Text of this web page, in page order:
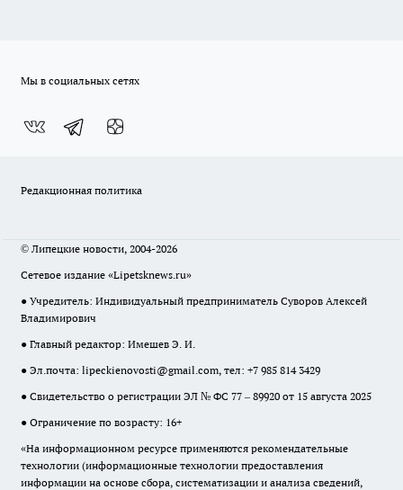
Мы в социальных сетях
Редакционная политика
© Липецкие новости, 2004-2026
Сетевое издание «Lipetsknews.ru»
● Учредитель: Индивидуальный предприниматель Суворов Алексей
Владимирович
● Главный редактор: Имешев Э. И.
● Эл.почта: lipeckienovosti@gmail.com, тел: +7 985 814 3429
● Свидетельство о регистрации ЭЛ № ФС 77 – 89920 от 15 августа 2025
● Ограничение по возрасту: 16+
«На информационном ресурсе применяются рекомендательные
технологии (информационные технологии предоставления
информации на основе сбора, систематизации и анализа сведений,